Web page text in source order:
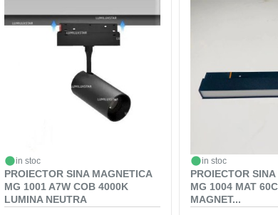
in stoc
PROIECTOR SINA MAGNETICA
MG 1001 A7W COB 4000K
LUMINA NEUTRA
in stoc
PROIECTOR
MG 1004 MAT
MAGNET...